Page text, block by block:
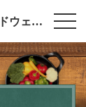
肉とチーズ 隠れ家イタリアン ハイドウェイダイニング555（ファイブ）川越